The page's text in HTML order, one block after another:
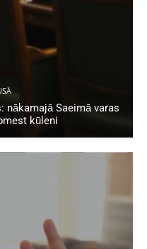
Saeimā varas
kūleni